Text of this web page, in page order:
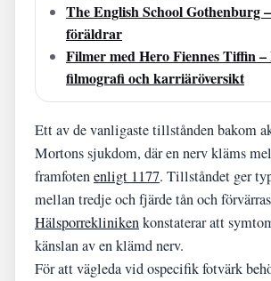
The English School Gothenburg
föräldrar
Filmer med Hero Fiennes Tiffin
filmografi och karriäröversikt
Ett av de vanligaste tillstånden bakom
Mortons sjukdom, där en nerv kläms
framfotenenligt 1177. Tillståndet ger
mellan tredje och fjärde tån och
Hälsporreklinikenkonstaterar att
känslan av en klämd nerv.
För att vägleda vid ospecifik fotvärk